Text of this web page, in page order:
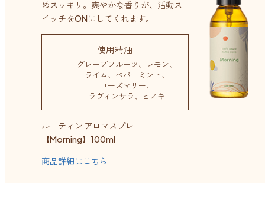
めスッキリ。 爽やかな香りが、活動ス
イッチをONにしてくれます。
使用精油
グレープフルーツ
レモン
ライム
ペパーミント
ローズマリー
ラヴィンサラ
ヒノキ
ルーティン アロマスプレー
【Morning】100ml
商品詳細はこちら